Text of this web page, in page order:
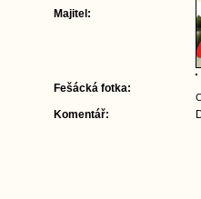
Majitel:
Fešácká fotka:
Komentář: